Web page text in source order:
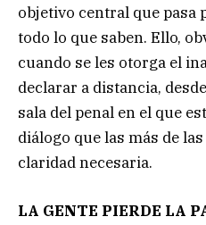
objetivo central que pasa
todo lo que saben. Ello,
cuando se les otorga el
declarar a distancia,
sala del penal en el que
diálogo que las más de
claridad necesaria.
LA GENTE PIERDE LA